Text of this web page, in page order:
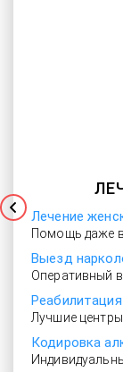
Лечение
Помощь даже
Выезд
Оперативный
Лучшие
Кодировка